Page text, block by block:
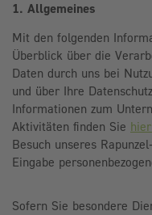
1. Allgemeines
Mit den folgenden
Überblick über die
Daten durch uns bei
und über Ihre
Informationen zum
Aktivitäten finden Sie
Besuch unseres
Eingabe
Sofern Sie besondere